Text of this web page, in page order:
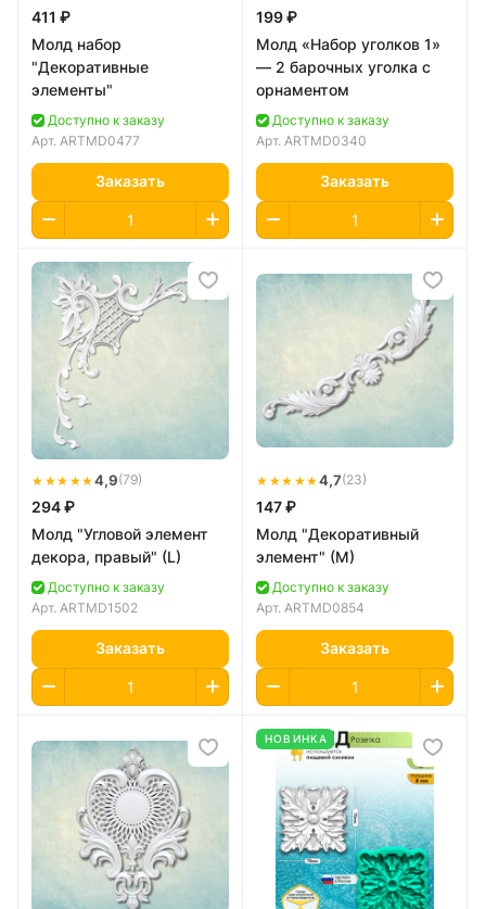
411 ₽
Молд набор
"Декоративные
элементы"
Доступно к заказу
Арт. ARTMD0477
Заказать
199 ₽
Молд «Набор уголков 1»
— 2 барочных уголка с
орнаментом
Доступно к заказу
Арт. ARTMD0340
Заказать
★★★★★4,9(79)
294 ₽
Молд "Угловой элемент
декора, правый" (L)
Доступно к заказу
Арт. ARTMD1502
Заказать
★★★★★4,7(23)
147 ₽
Молд "Декоративный
элемент" (M)
Доступно к заказу
Арт. ARTMD0854
Заказать
НОВИНКА